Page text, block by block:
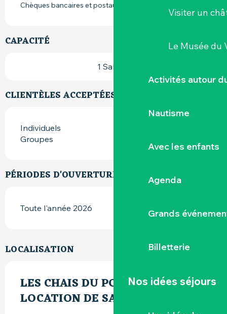
Visiter un
Le Musée du
Activités autour
Nautisme
Avec les enfants
Agenda
Grands
Billetterie
Nos idées séjours
Chèques bancaires et postaux
CAPACITÉ
1 Salle(s)
CLIENTÈLES ACCEPTÉES
Individuels
Groupes
PÉRIODES D'OUVERTURE
Toute l'année 2026
LOCALISATION
LES CHAIS DU PONTREAU
LOCATION DE SALLE